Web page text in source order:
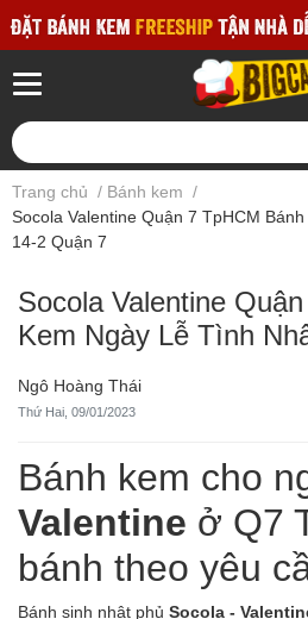
Trang chủ / Bánh kem /
Socola Valentine Quận 7 TpHCM
14-2 Quận 7
Socola Valentine
Kem Ngày Lễ Tình
Ngô Hoàng Thái
Thứ Hai, 09/01/2023
Bánh kem cho
Valentine ở Q7
bánh theo yêu
Bánh sinh nhật phủ Socola -